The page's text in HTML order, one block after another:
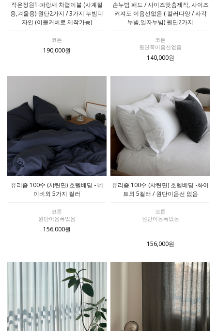
작은정원1-파랑새 차렵이불 (사계절
용,겨울용) 원단2가지 / 3가지 누빔디
자인 (이불커버로 제작가능)
코튼
190,000원
손누빔 패드 / 사이즈맞춤제작, 사이즈
커져도 이음선없음 ( 컬러다양 / 사각
누빔,일자누빔) 원단2가지
코튼
원단폭이음선없음
140,000원
퓨리즘 100수 (샤틴면) 호텔베딩 - 네
이비외 5가지 컬러
코튼
원단이음폭없음
156,000원
퓨리즘 100수 (샤틴면) 호텔베딩 -화이
트외 5컬러 / 원단이음선 없음
코튼
원단이음폭없음
156,000원